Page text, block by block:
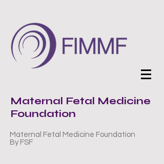
Maternal Fetal Medicine
Foundation
Maternal Fetal Medicine Foundation
By FSF